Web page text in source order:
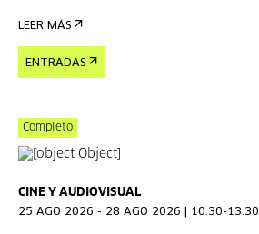
LEER MÁS
ENTRADAS
Completo
CINE Y AUDIOVISUAL
25 AGO 2026 - 28 AGO 2026 | 10:30-13:30